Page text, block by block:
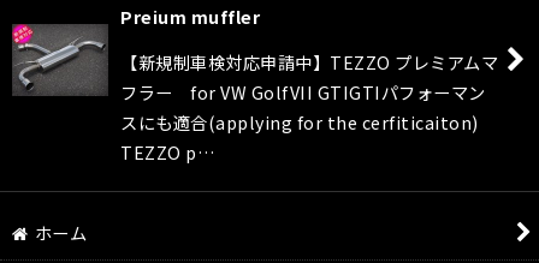
Preium muffler
【新規制車検対応申請中】TEZZO プレミアムマ
フラー for VW GolfVII GTIGTIパフォーマン
スにも適合(applying for the cerfiticaiton)
TEZZO p…
ホーム